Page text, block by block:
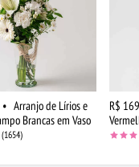
• Arranjo de Lírios e
Brancas em Vaso
(1654)
R$